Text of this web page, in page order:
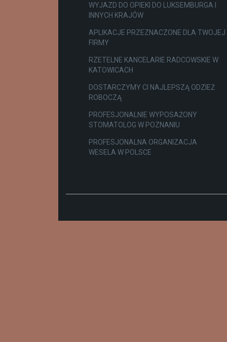
WYJAZD DO OPIEKI DO LUKSEMBURGA I
INNYCH KRAJÓW
APLIKACJE PRZEZNACZONE DLA TWOJEJ
FIRMY
RZETELNE KANCELARIE RADCOWSKIE W
KATOWICACH
DOSTARCZYMY CI NAJLEPSZĄ ODZIEŻ
ROBOCZĄ
PROFESJONALNIE WYPOSAŻONY
STOMATOLOG W POZNANIU
PROFESJONALNA ORGANIZACJA
WESELA W POLSCE